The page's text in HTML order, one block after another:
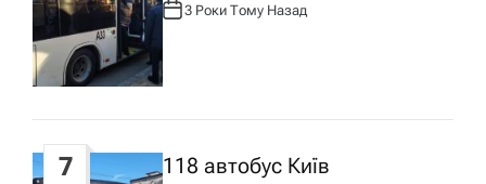
А
Р
:
3 Роки Тому Назад
7 118 автобус Київ